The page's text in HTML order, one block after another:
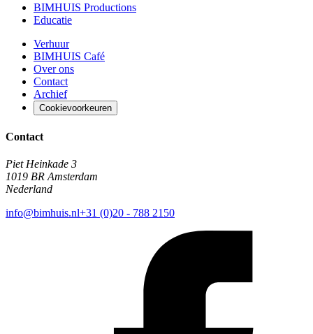
BIMHUIS Productions
Educatie
Verhuur
BIMHUIS Café
Over ons
Contact
Archief
Cookievoorkeuren
Contact
Piet Heinkade 3
1019 BR Amsterdam
Nederland
info@bimhuis.nl+31 (0)20 - 788 2150